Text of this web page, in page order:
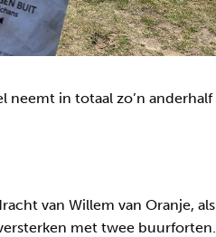
neemt in totaal zo’n
van Willem van Oranje, als
met twee buurforten.